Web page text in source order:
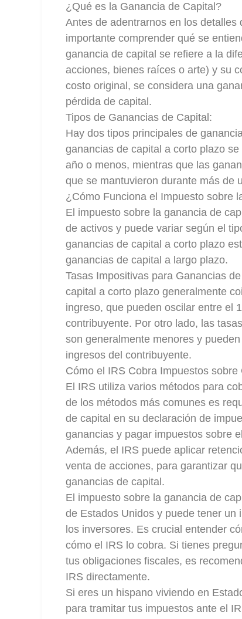
¿Qué es la Ganancia de Capital?
Antes de adentrarnos en los
importante comprender qué se
ganancia de capital se refiere a la
acciones, bienes raíces o arte) y su
costo original, se considera una
pérdida de capital.
Tipos de Ganancias de Capital:
Hay dos tipos principales de
ganancias de capital a corto plazo
año o menos, mientras que las
que se mantuvieron durante más de
¿Cómo Funciona el Impuesto sobre
El impuesto sobre la ganancia de
de activos y puede variar según el
ganancias de capital a corto plazo
ganancias de capital a largo plazo.
Tasas Impositivas para Ganancias
capital a corto plazo generalmente
ingreso, que pueden oscilar entre el
contribuyente. Por otro lado, las
son generalmente menores y
ingresos del contribuyente.
Cómo el IRS Cobra Impuestos
El IRS utiliza varios métodos para
de los métodos más comunes es
de capital en su declaración de
ganancias y pagar impuestos sobre
Además, el IRS puede aplicar
venta de acciones, para garantizar
ganancias de capital.
El impuesto sobre la ganancia de
de Estados Unidos y puede tener
los inversores. Es crucial entender
cómo el IRS lo cobra. Si tienes
tus obligaciones fiscales, es
IRS directamente.
Si eres un hispano viviendo en
para tramitar tus impuestos ante el